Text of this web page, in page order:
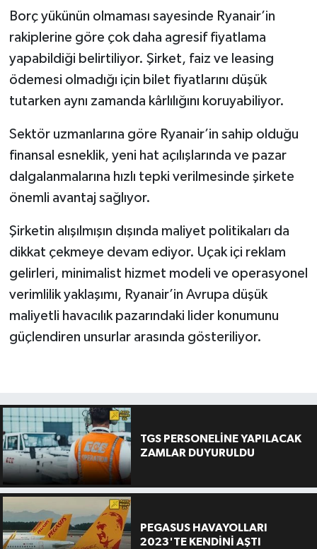
Borç yükünün olmaması sayesinde Ryanair’in
rakiplerine göre çok daha agresif fiyatlama
yapabildiği belirtiliyor. Şirket, faiz ve leasing
ödemesi olmadığı için bilet fiyatlarını düşük
tutarken aynı zamanda kârlılığını koruyabiliyor.
Sektör uzmanlarına göre Ryanair’in sahip olduğu
finansal esneklik, yeni hat açılışlarında ve pazar
dalgalanmalarına hızlı tepki verilmesinde şirkete
önemli avantaj sağlıyor.
Şirketin alışılmışın dışında maliyet politikaları da
dikkat çekmeye devam ediyor. Uçak içi reklam
gelirleri, minimalist hizmet modeli ve operasyonel
verimlilik yaklaşımı, Ryanair’in Avrupa düşük
maliyetli havacılık pazarındaki lider konumunu
güçlendiren unsurlar arasında gösteriliyor.
TGS PERSONELİNE YAPILACAK
ZAMLAR DUYURULDU
PEGASUS HAVAYOLLARI
2023'TE KENDİNİ AŞTI